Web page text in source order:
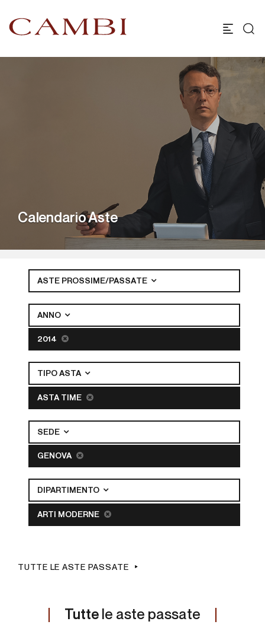
Calendario Aste
ASTE PROSSIME/PASSATE
ANNO
2014
TIPO ASTA
ASTA TIME
SEDE
GENOVA
DIPARTIMENTO
ARTI MODERNE
TUTTE LE ASTE PASSATE
Tutte le aste passate